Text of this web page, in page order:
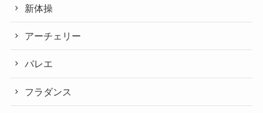
新体操
アーチェリー
バレエ
フラダンス